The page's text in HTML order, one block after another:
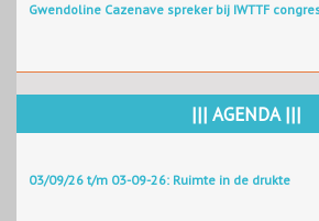
Gwendoline Cazenave spreker bij IWTTF
||| AGENDA |||
03/09/26 t/m 03-09-26: Ruimte in de drukte